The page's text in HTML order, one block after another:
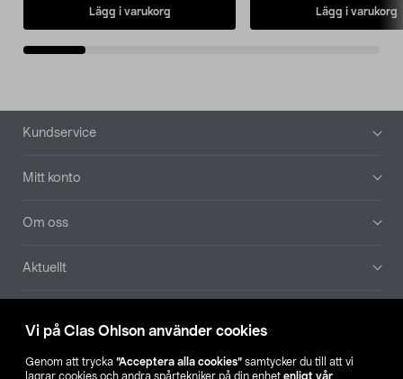
Vi på Clas Ohlson använder cookies
Genom att trycka ”Acceptera alla cookies” samtycker du till att vi
lagrar cookies och andra spårtekniker på din enhet enligt vår
Lägg i varukorg Lägg i varukorg
Sidfot
Kundservice
Mitt konto
Om oss
Aktuellt
Hitta butik